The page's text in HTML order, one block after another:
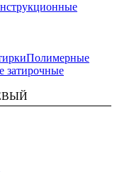
Полимерные
затирочные